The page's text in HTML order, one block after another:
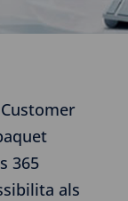
365
als